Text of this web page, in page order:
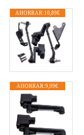
AHORRAR:10,89€
AHORRAR:9,99€